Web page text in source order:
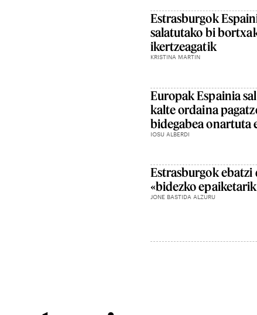
Estrasburgok
salatutako bi
ikertzeagatik
KRISTINA MARTIN
Europak Espainia
kalte ordaina
bidegabea onartuta
IOSU ALBERDI
Estrasburgok ebatzi
«bidezko
JONE BASTIDA ALZURU